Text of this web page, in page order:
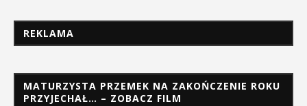
REKLAMA
MATURZYSTA PRZEMEK NA ZAKOŃCZENIE ROKU
PRZYJECHAŁ… – ZOBACZ FILM